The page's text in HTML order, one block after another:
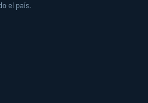
el país.